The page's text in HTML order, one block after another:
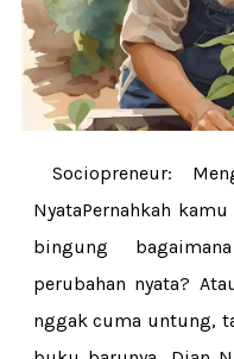
Sociopreneur:
NyataPernahkah
bingung
perubahan nyata?
nggak cuma untung,